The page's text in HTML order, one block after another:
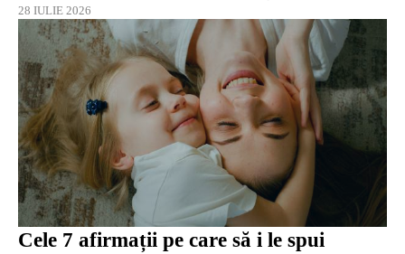
28 IULIE 2026
Cele 7 afirmații pe care să i le spui